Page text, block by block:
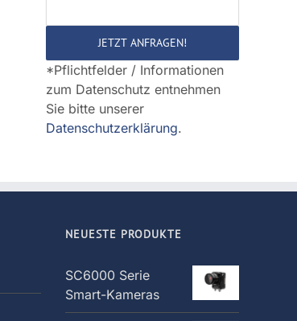
leer.
*Pflichtfelder / Informationen
zum Datenschutz entnehmen
Sie bitte unserer
Datenschutzerklärung.
NEUESTE PRODUKTE
SC6000 Serie
Smart-Kameras